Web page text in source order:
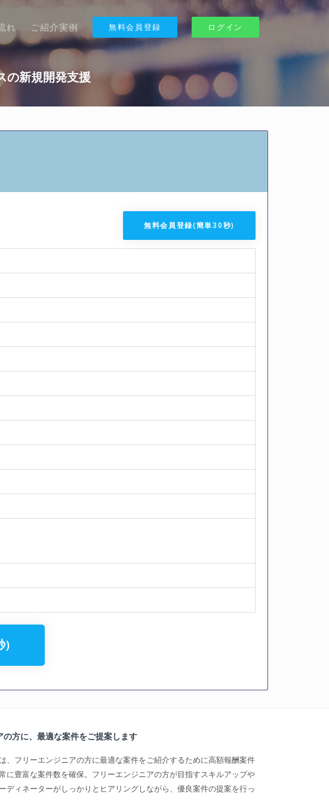
れ ご紹介実例 無料会員登録 ログイン
新規開発支援
無料会員登録(簡単30秒)
)
の方に、最適な案件をご提案します
、フリーエンジニアの方に最適な案件をご紹介するために高額報酬案件
に豊富な案件数を確保。フリーエンジニアの方が目指すスキルアップや
ディネーターがしっかりとヒアリングしながら、優良案件の提案を行っ